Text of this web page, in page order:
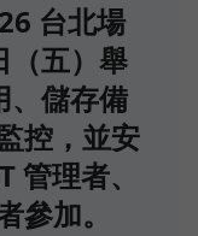
台北場
（五）舉
、儲存備
控，並安
理者、
參加。